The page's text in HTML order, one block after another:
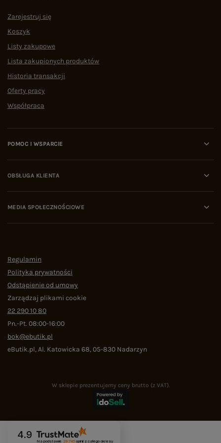
Zarejestruj się
Koszyk
Listy zakupowe
Lista zakupionych produktów
Historia transakcji
Oferty pracy
Współpraca
POMOC I WSPARCIE
OBSŁUGA KLIENTA
MEDIA SPOŁECZNOŚCIOWE
Regulamin
Polityka prywatności
Odstąpienie od umowy
Zarządzaj plikami cookie
22 290 10 80
Pn.-Pt. 08:00-16:00
bok@ebutik.pl
eButik.pl,Al. Katowicka 68,05-830 Nadarzyn
W sklepie prezentujemy ceny brutto (z VAT).
4.9
Na podstawie 29 745opinii z całego okresu